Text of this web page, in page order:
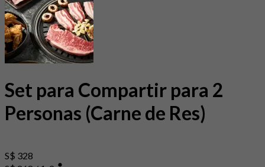
Set para Compartir para 2
Personas (Carne de Res)
S$ 328